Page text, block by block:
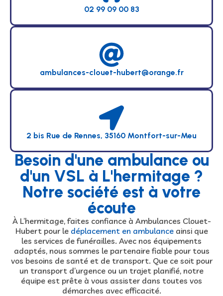
02 99 09 00 83
ambulances-clouet-hubert@orange.fr
2 bis Rue de Rennes, 35160 Montfort-sur-Meu
Besoin d'une ambulance ou
d'un VSL à L'hermitage ?
Notre société est à votre
écoute
À L’hermitage, faites confiance à Ambulances Clouet-
Hubert pour le déplacement en ambulanceainsi que
les services de funérailles. Avec nos équipements
adaptés, nous sommes le partenaire fiable pour tous
vos besoins de santé et de transport. Que ce soit pour
un transport d’urgence ou un trajet planifié, notre
équipe est prête à vous assister dans toutes vos
démarches avec efficacité.